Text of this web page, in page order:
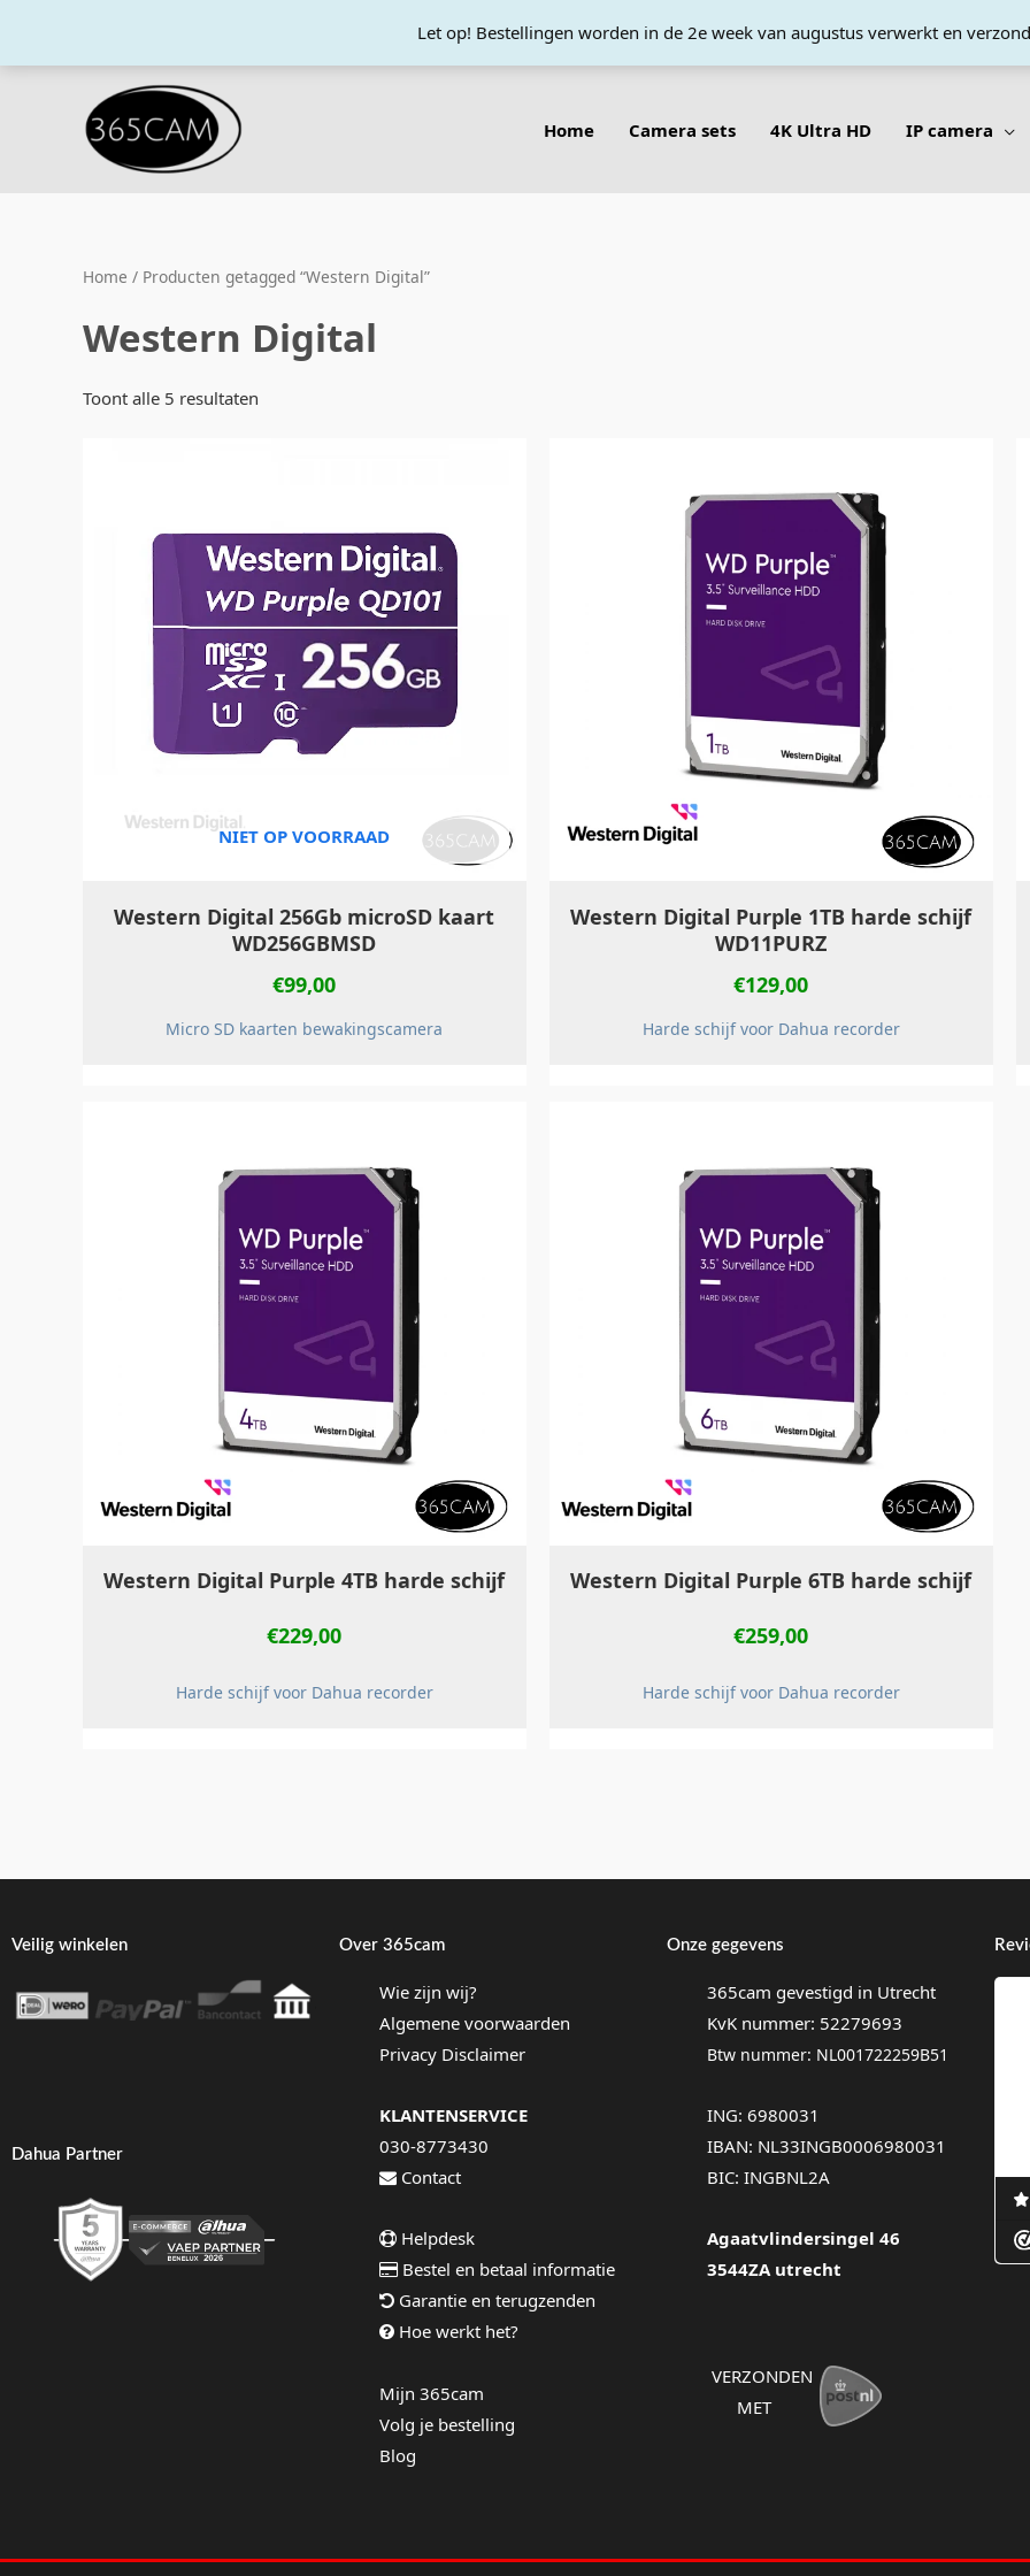
Let op! Bestellingen worden in de 2e week van augustus verwerkt en
Home
Camera sets 4K Ultra HD IP camera
Home / Producten getagged “Western Digital”
Western Digital
Toont alle 5 resultaten
NIET OP VOORRAAD
Western Digital 256Gb microSD kaart
WD256GBMSD
€99,00
Micro SD kaarten bewakingscamera
Western Digital Purple 1TB harde schijf
WD11PURZ
€129,00
Harde schijf voor Dahua recorder
Western Digital Purple 4TB harde schijf
€229,00
Harde schijf voor Dahua recorder
Western Digital Purple 6TB harde schijf
€259,00
Harde schijf voor Dahua recorder
Veilig winkelen
Dahua Partner
Over 365cam
Wie zijn wij?
Algemene voorwaarden
Privacy Disclaimer
KLANTENSERVICE
030-8773430
Contact
Helpdesk
Bestel en betaal informatie
Garantie en terugzenden
Hoe werkt het?
Mijn 365cam
Volg je bestelling
Blog
Onze gegevens
365cam gevestigd in Utrecht
KvK nummer: 52279693
Btw nummer: NL001722259B51
ING: 6980031
IBAN: NL33INGB0006980031
BIC: INGBNL2A
Agaatvlindersingel 46
3544ZA utrecht
VERZONDEN
MET